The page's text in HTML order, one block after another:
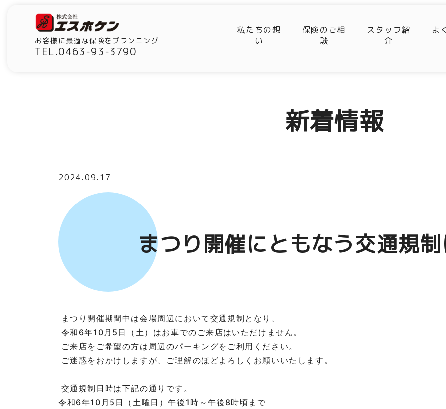
お客様に最適な保険をプランニング
TEL.0463-93-3790
私たちの想
い
保険のご相
談
スタッフ紹
介
よ
新着情報
2024.09.17
まつり開催にともなう交通規
まつり開催期間中は会場周辺において交通規制となり、
令和6年10月5日
（土）はお車でのご来店はいただけません。
ご来店をご希望の方は周辺のパーキングをご利用ください。
ご迷惑をおかけしますが、ご理解のほどよろしくお願いいたします。
交通規制日時は下記の通りです。
令和6年10月5日（土曜日）午後1時～午後8時頃まで